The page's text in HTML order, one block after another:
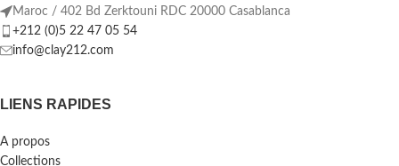
Maroc / 402 Bd Zerktouni RDC 20000 Casablanca
+212 (0)5 22 47 05 54
info@clay212.com
LIENS RAPIDES
A propos
Collections